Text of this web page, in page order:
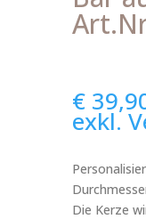
€
exkl.
Die Kerze